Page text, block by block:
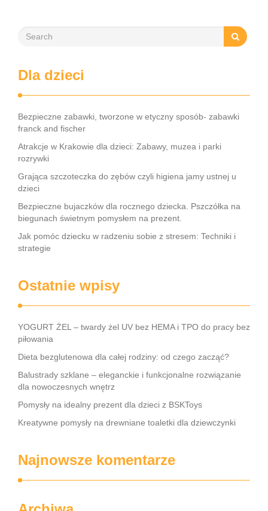
Dla dzieci
Bezpieczne zabawki, tworzone w etyczny sposób- zabawki
franck and fischer
Atrakcje w Krakowie dla dzieci: Zabawy, muzea i parki
rozrywki
Grająca szczoteczka do zębów czyli higiena jamy ustnej u
dzieci
Bezpieczne bujaczków dla rocznego dziecka. Pszczółka na
biegunach świetnym pomysłem na prezent.
Jak pomóc dziecku w radzeniu sobie z stresem: Techniki i
strategie
Ostatnie wpisy
YOGURT ŻEL – twardy żel UV bez HEMA i TPO do pracy bez
piłowania
Dieta bezglutenowa dla całej rodziny: od czego zacząć?
Balustrady szklane – eleganckie i funkcjonalne rozwiązanie
dla nowoczesnych wnętrz
Pomysły na idealny prezent dla dzieci z BSKToys
Kreatywne pomysły na drewniane toaletki dla dziewczynki
Najnowsze komentarze